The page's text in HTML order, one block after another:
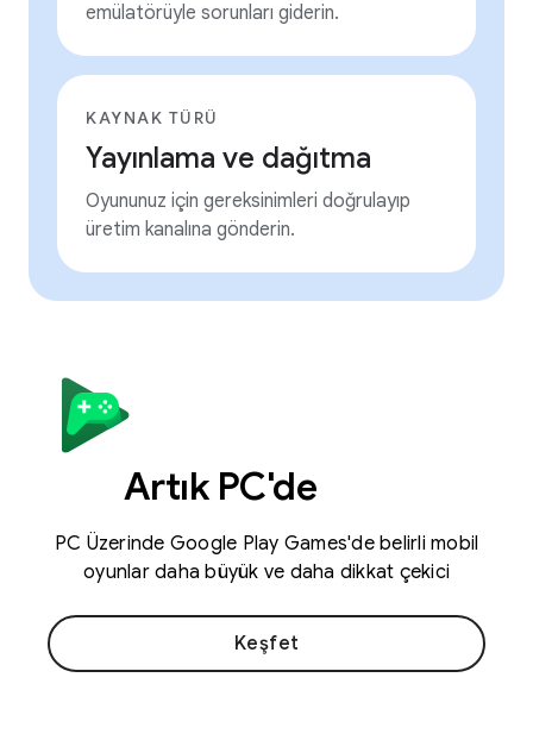
emülatörüyle sorunları giderin.
KAYNAK TÜRÜ
Yayınlama ve dağıtma
Oyununuz için gereksinimleri doğrulayıp
üretim kanalına gönderin.
Artık PC'de
PC Üzerinde Google Play Games'de belirli mobil
oyunlar daha büyük ve daha dikkat çekici
Keşfet